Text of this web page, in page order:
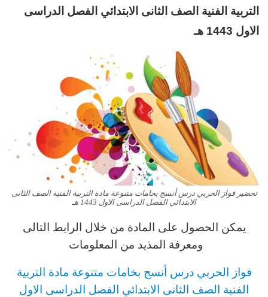
التربية الفنية الصف الثانى الابتدائي الفصل الدراسى
الاول 1443 هـ
تحضير فواز الحربي درس أنسج بخامات متنوعة مادة التربية الفنية الصف الثانى
الابتدائي الفصل الدراسى الاول 1443 هـ
يمكن الحصول على المادة من خلال الرابط التالى
ومعرفة المذيد من المعلومات
فواز الحربي درس أنسج بخامات متنوعة مادة التربية
الفنية الصف الثانى الابتدائي الفصل الدراسى الاول